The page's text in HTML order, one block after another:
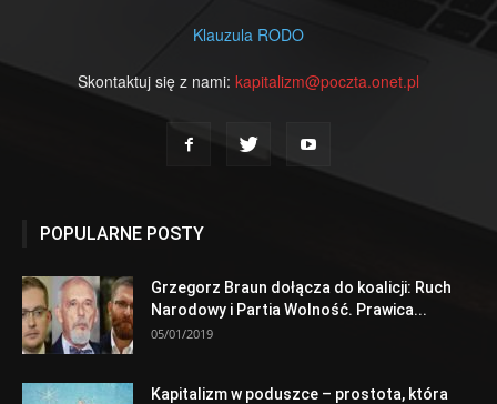
Klauzula RODO
Skontaktuj się z nami: kapitalizm@poczta.onet.pl
POPULARNE POSTY
Grzegorz Braun dołącza do koalicji: Ruch
Narodowy i Partia Wolność. Prawica...
05/01/2019
Kapitalizm w poduszce – prostota, która